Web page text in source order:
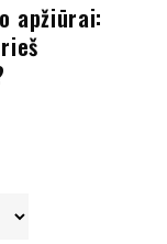
apžiūrai: